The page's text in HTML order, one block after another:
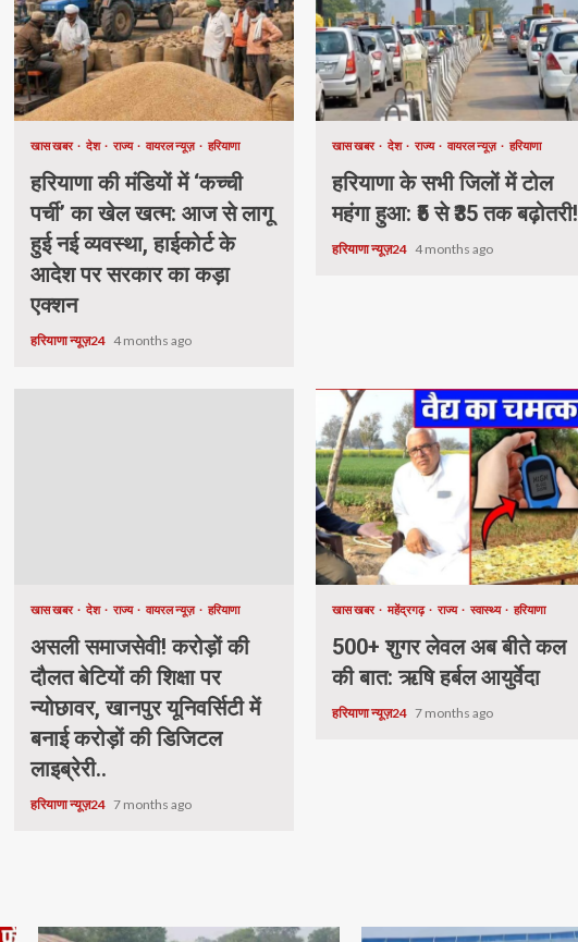
खास खबर देश राज्य वायरल न्यूज़ हरियाणा
हरियाणा की मंडियों में ‘कच्ची
पर्ची’ का खेल खत्म: आज से लागू
हुई नई व्यवस्था, हाईकोर्ट के
आदेश पर सरकार का कड़ा
एक्शन
हरियाणा न्यूज़24 4 months ago
खास खबर देश राज्य वायरल न्यूज़ हरियाणा
हरियाणा के सभी जिलों में टोल
महंगा हुआ: ₹5 से ₹35 तक बढ़ोतरी!
हरियाणा न्यूज़24 4 months ago
खास खबर देश राज्य वायरल न्यूज़ हरियाणा
असली समाजसेवी! करोड़ों की
दौलत बेटियों की शिक्षा पर
न्योछावर, खानपुर यूनिवर्सिटी में
बनाई करोड़ों की डिजिटल
लाइब्रेरी..
हरियाणा न्यूज़24 7 months ago
खास खबर महेंद्रगढ़ राज्य स्वास्थ्य हरियाणा
500+ शुगर लेवल अब बीते कल
की बात: ऋषि हर्बल आयुर्वेदा
हरियाणा न्यूज़24 7 months ago